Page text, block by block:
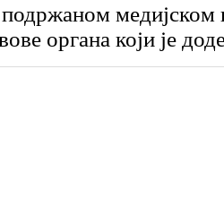
медијском
органа који је